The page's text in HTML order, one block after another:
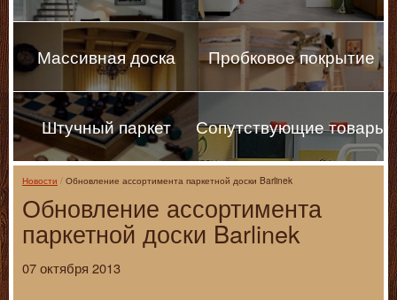
Массивная доска Пробковое покрытие
Штучный паркет Сопутствующие товары
Новости Обновление ассортимента паркетной доски Barlinek
Обновление ассортимента
паркетной доски Barlinek
07 октября 2013